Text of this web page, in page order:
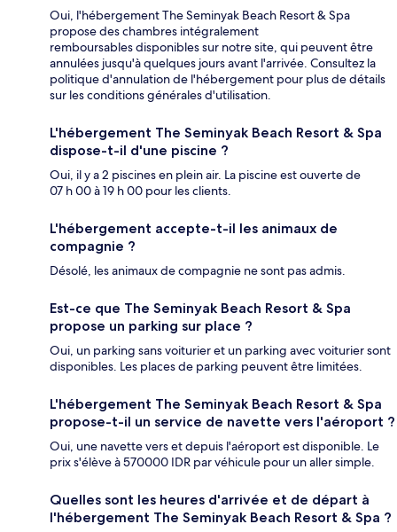
Oui, l'hébergement The Seminyak Beach Resort & Spa
propose des chambres intégralement
remboursables disponibles sur notre site, qui peuvent être
annulées jusqu'à quelques jours avant l'arrivée. Consultez la
politique d'annulation de l'hébergement pour plus de détails
sur les conditions générales d'utilisation.
L'hébergement The Seminyak Beach Resort & Spa
dispose-t-il d'une piscine ?
Oui, il y a 2 piscines en plein air. La piscine est ouverte de
07 h 00 à 19 h 00 pour les clients.
L'hébergement accepte-t-il les animaux de
compagnie ?
Désolé, les animaux de compagnie ne sont pas admis.
Est-ce que The Seminyak Beach Resort & Spa
propose un parking sur place ?
Oui, un parking sans voiturier et un parking avec voiturier sont
disponibles. Les places de parking peuvent être limitées.
L'hébergement The Seminyak Beach Resort & Spa
propose-t-il un service de navette vers l'aéroport ?
Oui, une navette vers et depuis l'aéroport est disponible. Le
prix s'élève à 570000 IDR par véhicule pour un aller simple.
Quelles sont les heures d'arrivée et de départ à
l'hébergement The Seminyak Beach Resort & Spa ?